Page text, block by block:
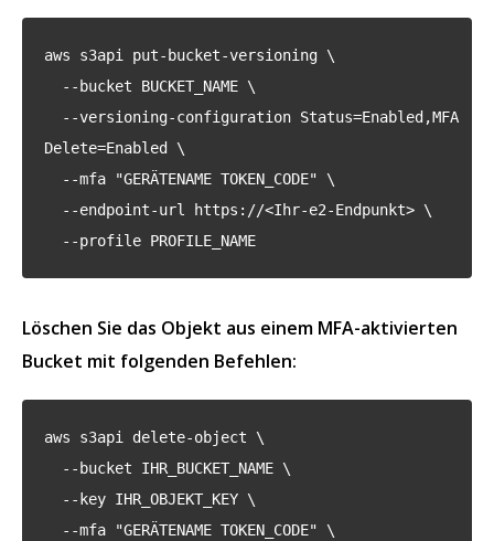
aws s3api put-bucket-versioning \
--bucket BUCKET_NAME \
--versioning-configuration Status=Enabled,MFA
Delete=Enabled \
--mfa "GERÄTENAME TOKEN_CODE" \
--endpoint-url https://<Ihr-e2-Endpunkt> \
--profile PROFILE_NAME
Löschen Sie das Objekt aus einem MFA-aktivierten
Bucket mit folgenden Befehlen:
aws s3api delete-object \
--bucket IHR_BUCKET_NAME \
--key IHR_OBJEKT_KEY \
--mfa "GERÄTENAME TOKEN_CODE" \